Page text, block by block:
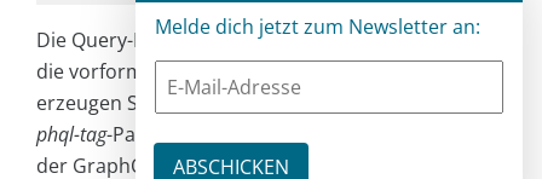
Die Query-Komponente erhält über diequery -Prop
die vorformulierte Abfrage an den Server. Diese
erzeugen Sie mithilfe dergql-Funktion aus dem
phql-tag-Paket. Die hier formulierte Abfrage folgt
der GraphQL-Syntax, wie Sie sie auch in GraphiQL
Melde dich jetzt zum Newsletter an: